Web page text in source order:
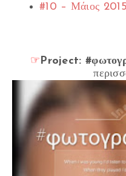
#10 – Μάιος 2015
☞ Project: